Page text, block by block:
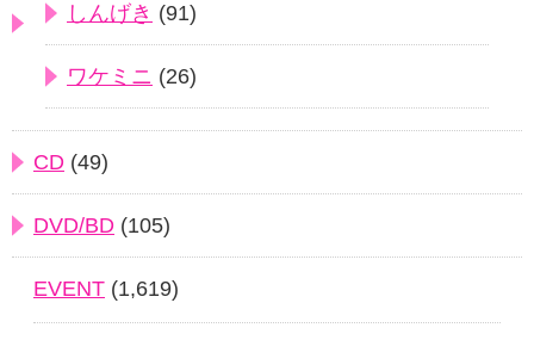
しんげき (91)
ワケミニ (26)
CD (49)
DVD/BD (105)
EVENT (1,619)